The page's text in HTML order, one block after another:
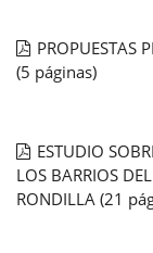
PROPUESTAS
(5 páginas)
ESTUDIO
LOS BARRIOS
RONDILLA (21